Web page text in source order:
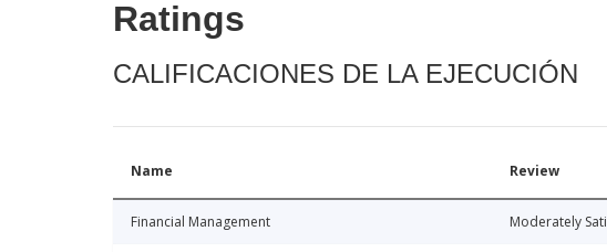
Ratings
CALIFICACIONES DE LA EJECUCIÓN
Name Review
Financial Management Moderately